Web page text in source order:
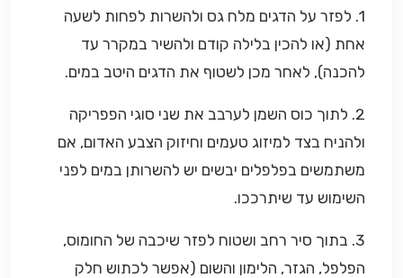
1. לפזר על הדגים מלח גס ולהשרות לפחות לשעה
אחת (או להכין בלילה קודם ולהשיר במקרר עד
להכנה), לאחר מכן לשטוף את הדגים היטב במים.
2. לתוך כוס השמן לערבב את שני סוגי הפפריקה
ולהניח בצד למיזוג טעמים וחיזוק הצבע האדום, אם
משתמשים בפלפלים יבשים יש להשרותן במים לפני
השימוש עד שיתרככו.
3. בתוך סיר רחב ושטוח לפזר שיכבה של החומוס,
הפלפל, הגזר, הלימון והשום (אפשר לכתוש חלק